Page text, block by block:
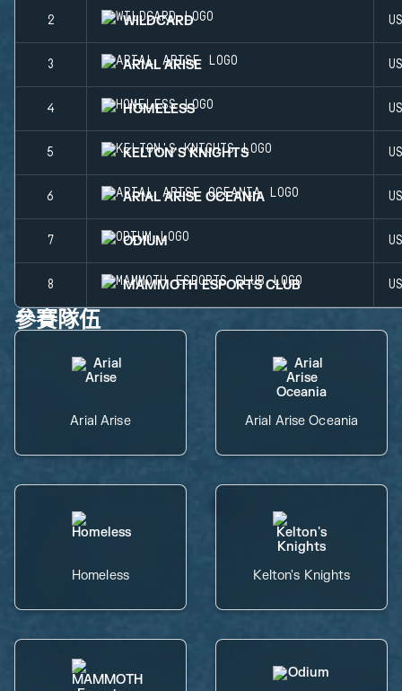
2 WILDCARD
3 ARIAL ARISE
4 HOMELESS
5 KELTON'S KNIGHTS
6 ARIAL ARISE OCEANIA
7 ODIUM
8 MAMMOTH ESPORTS CLUB
參賽隊伍
Arial Arise Arial Arise Oceania
Homeless Kelton's Knights